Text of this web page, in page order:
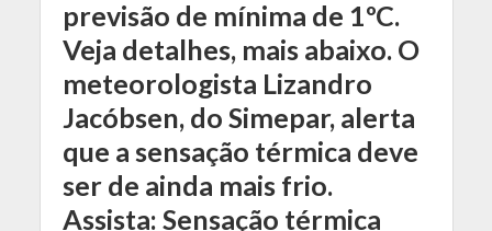
previsão de mínima de 1ºC.
Veja detalhes, mais abaixo. O
meteorologista Lizandro
Jacóbsen, do Simepar, alerta
que a sensação térmica deve
ser de ainda mais frio.
Assista: Sensação térmica